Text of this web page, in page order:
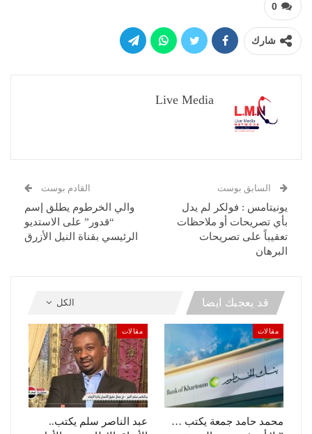
0
شارك
Live Media
السابق بوست
يونيتامس : فولكر لم يدل
بأي تصريحات أو ملاحظات
تعقيباً على تصريحات
البرهان
القادم بوست
والي الخرطوم يطلق إسم
“قدور” على الاستديو
الرئيسي بقناة النيل الأزرق
الكل قد يعجبك ايضا
مقالات
محمد حامد جمعة يكتب …
مقالات
عبد الناصر سلم يكتب..